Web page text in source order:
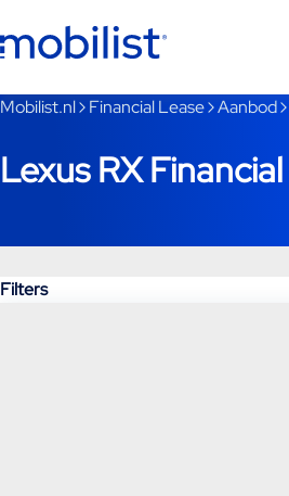
Je bent nu voorbij het hoofdmenu
Mobilist.nl Financial Lease Aanbod
Lexus RX
Filters